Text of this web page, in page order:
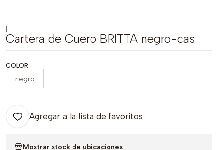
Cartera de Cuero BRITTA negro-cas
COLOR
negro
Agregar a la lista de favoritos
Mostrar stock de ubicaciones